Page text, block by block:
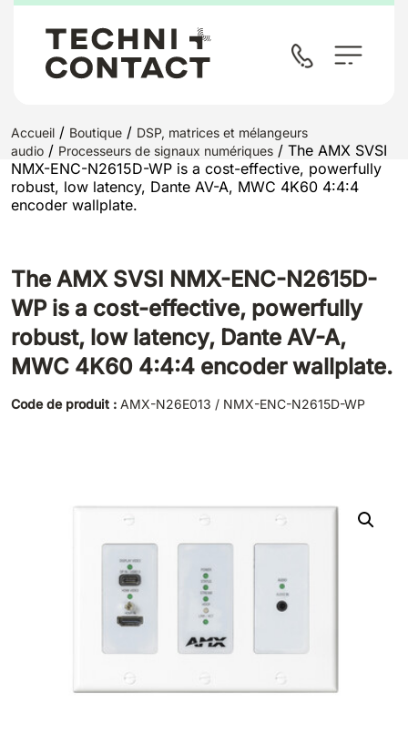
Accueil / Boutique / DSP, matrices et mélangeurs
audio / Processeurs de signaux numériques / The AMX SVSI
NMX-ENC-N2615D-WP is a cost-effective, powerfully
robust, low latency, Dante AV-A, MWC 4K60 4:4:4
encoder wallplate.
The AMX SVSI NMX-ENC-N2615D-
WP is a cost-effective, powerfully
robust, low latency, Dante AV-A,
MWC 4K60 4:4:4 encoder wallplate.
Code de produit : AMX-N26E013 / NMX-ENC-N2615D-WP